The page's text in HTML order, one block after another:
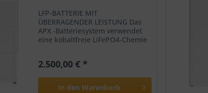
LFP-BATTERIE MIT
ÜBERRAGENDER LEISTUNG Das
APX -Batteriesystem verwendet
eine kobaltfreie LiFePO4-Chemie
Energieoptimierung, Sicherung
und Aerosol, um seine erhöhte
Sicherheit,...
2.500,00 € *
In den Warenkorb